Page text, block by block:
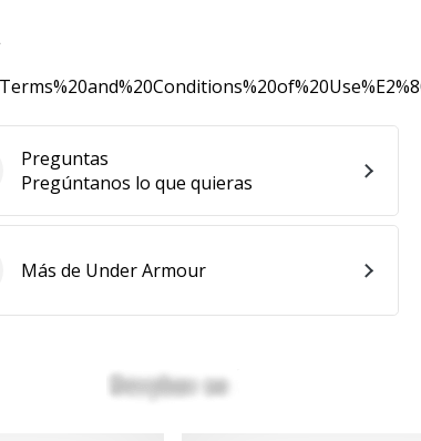
Preguntas
Pregúntanos lo que quieras
Armour
Más de Under Armour